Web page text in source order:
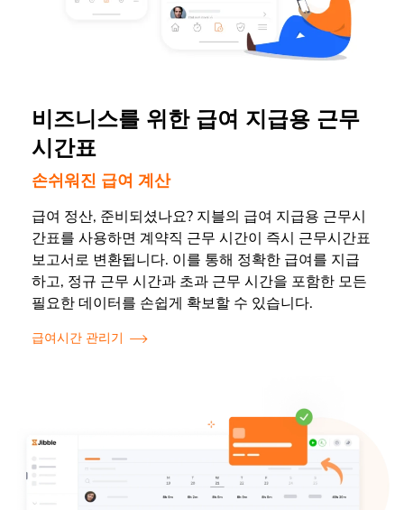
비즈니스를 위한 급여 지급용 근무
시간표
손쉬워진 급여 계산
급여 정산, 준비되셨나요? 지블의 급여 지급용 근무시
간표를 사용하면 계약직 근무 시간이 즉시 근무시간표
보고서로 변환됩니다. 이를 통해 정확한 급여를 지급
하고, 정규 근무 시간과 초과 근무 시간을 포함한 모든
필요한 데이터를 손쉽게 확보할 수 있습니다.
급여시간 관리기